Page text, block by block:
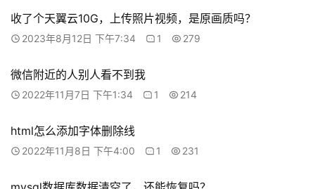
收了个天翼云10G，上传照片视频，是原画质吗？
2023年8月12日 下午7:34 1 279
微信附近的人别人看不到我
2022年11月7日 下午1:34 1 214
html怎么添加字体删除线
2022年11月8日 下午4:00 1 231